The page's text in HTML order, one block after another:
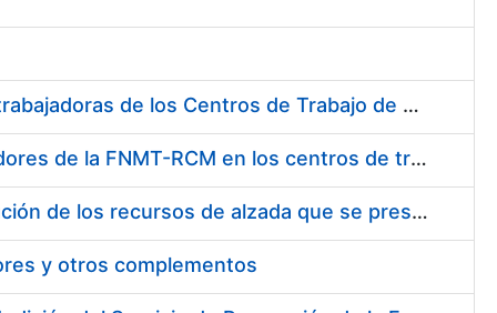
Suministro de Protectores Auditivos a medida para las personas trabajadoras de los Centros de Trabajo de Madrid y Burgos
Suministro de gafas graduadas antiproyecciones para los trabajadores de la FNMT-RCM en los centros de trabajo de Madrid y Burgos
Servicios de una empresa externa para el asesoramiento y resolución de los recursos de alzada que se presentan relacionados con procesos de selección para la FNMT-RCM
y otros complementos